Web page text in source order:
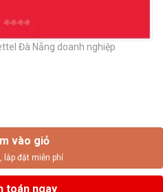
Đà Nẵng doanh nghiệp
vào giỏ
toán ngay